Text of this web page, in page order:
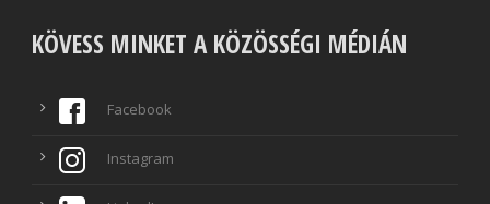
KÖVESS MINKET A KÖZÖSSÉGI MÉDIÁN
Facebook
Instagram